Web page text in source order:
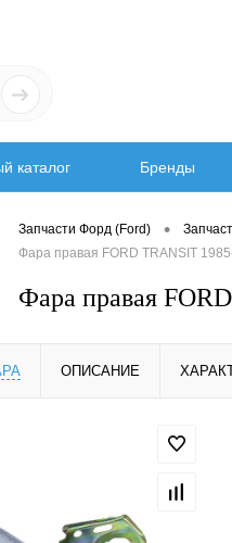
каталог Бренды
Запчасти Форд (Ford) •
Фара правая FORD TRANSIT
Фара правая
ОПИСАНИЕ